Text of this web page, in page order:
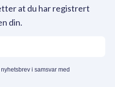
at du har registrert
din.
i samsvar med